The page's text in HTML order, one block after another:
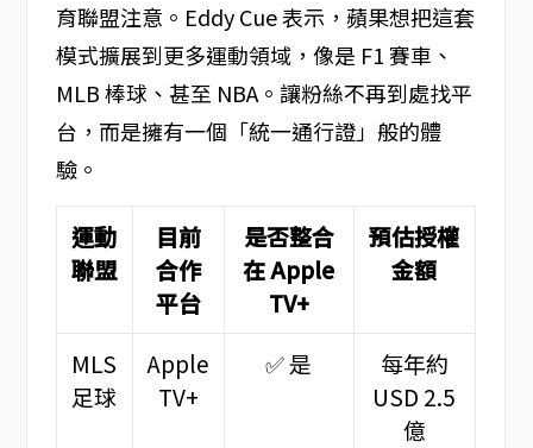
育聯盟注意。Eddy Cue 表示，蘋果想把這套
模式擴展到更多運動領域，像是 F1 賽車、
MLB 棒球、甚至 NBA。讓粉絲不再到處找平
台，而是擁有一個「統一通行證」般的體
驗。
運動
聯盟
目前
合作
平台
是否整合
在 Apple
TV+
預估授權
金額
MLS
足球
Apple
TV+
✅ 是
每年約
USD 2.5
億